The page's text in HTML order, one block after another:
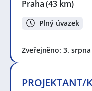
Praha (43 km)
Plný úvazek
Zveřejněno: 3. srpna
PROJEKTANT/